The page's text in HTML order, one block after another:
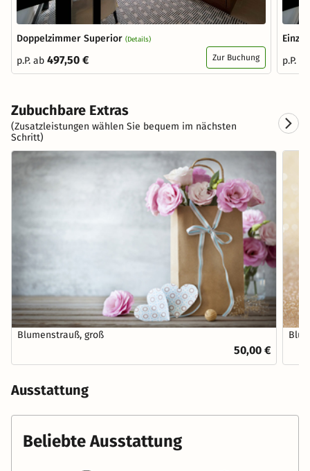
Doppelzimmer Superior (Details)
p.P. ab 497,50 € Zur Buchung
p.P.
Zubuchbare Extras
(Zusatzleistungen wählen Sie bequem im nächsten
Schritt)
Blumenstrauß, groß
50,00 €
Ausstattung
Beliebte Ausstattung